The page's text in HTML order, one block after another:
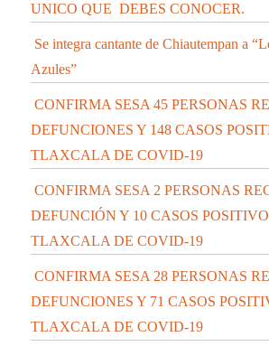
UNICO QUE DEBES CONOCER.
Se integra cantante de Chiautempan a
Azules”
CONFIRMA SESA 45 PERSONAS
DEFUNCIONES Y 148 CASOS
TLAXCALA DE COVID-19
CONFIRMA SESA 2 PERSONAS
DEFUNCIÓN Y 10 CASOS
TLAXCALA DE COVID-19
CONFIRMA SESA 28 PERSONAS
DEFUNCIONES Y 71 CASOS
TLAXCALA DE COVID-19